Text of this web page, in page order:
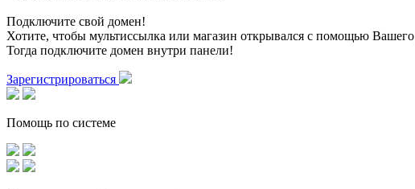
Подключите свой домен!
Хотите, чтобы мультиссылка или магазин открывался с помощью
Тогда подключите домен внутри панели!
Зарегистрироваться
Помощь по системе